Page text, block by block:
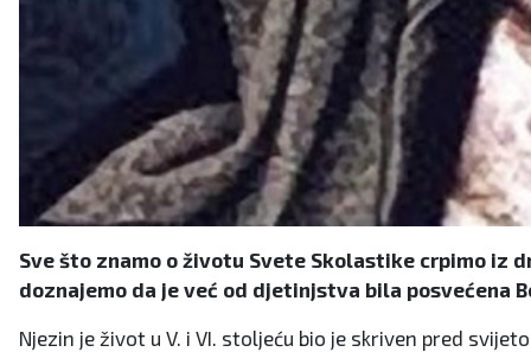
Sve što znamo o životu Svete Skolastike crpimo iz
doznajemo da je već od djetinjstva bila posvećena
Njezin je život u V. i VI. stoljeću bio je skriven pred